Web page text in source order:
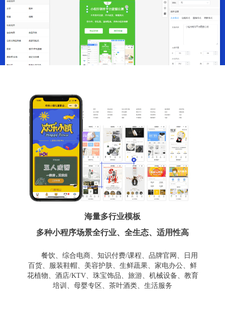
海量多行业模板
多种小程序场景全行业、全生态、适用性高
餐饮、综合电商、知识付费/课程、品牌官网、日用
百货、服装鞋帽、美容护肤、生鲜蔬果、家电办公、鲜
花植物、酒店/KTV、珠宝饰品、旅游、机械设备、教育
培训、母婴专区、茶叶酒类、生活服务